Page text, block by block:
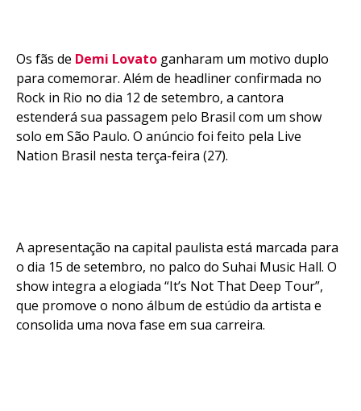
Os fãs de Demi Lovato ganharam um motivo duplo
para comemorar. Além de headliner confirmada no
Rock in Rio no dia 12 de setembro, a cantora
estenderá sua passagem pelo Brasil com um show
solo em São Paulo. O anúncio foi feito pela Live
Nation Brasil nesta terça-feira (27).
A apresentação na capital paulista está marcada para
o dia 15 de setembro, no palco do Suhai Music Hall. O
show integra a elogiada “It’s Not That Deep Tour”,
que promove o nono álbum de estúdio da artista e
consolida uma nova fase em sua carreira.